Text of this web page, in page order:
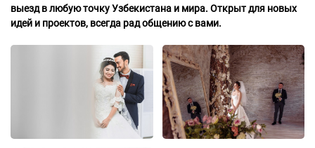
выезд в любую точку Узбекистана и мира. Открыт для новых
идей и проектов, всегда рад общению с вами.